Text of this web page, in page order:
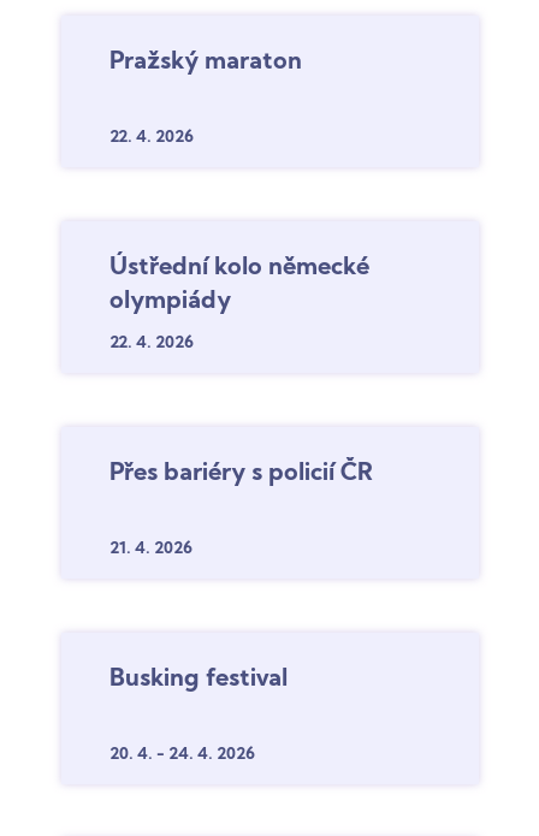
Pražský maraton
22. 4. 2026
Ústřední kolo německé
olympiády
22. 4. 2026
Přes bariéry s policií ČR
21. 4. 2026
Busking festival
20. 4. - 24. 4. 2026